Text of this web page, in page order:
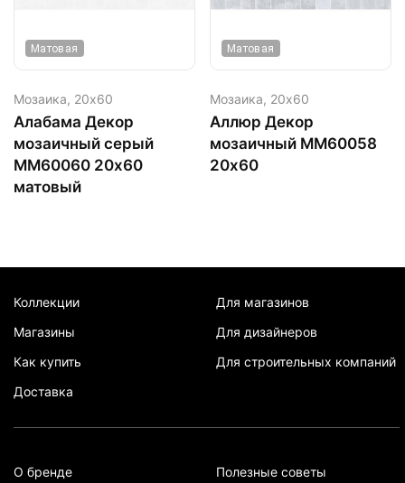
Матовая
Мозаика, 20х60
Алабама Декор
мозаичный серый
ММ60060 20х60
матовый
Матовая
Мозаика, 20х60
Аллюр Декор
мозаичный MM60058
20х60
Коллекции
Магазины
Как купить
Доставка
Для магазинов
Для дизайнеров
Для строительных компаний
О бренде
Полезные советы